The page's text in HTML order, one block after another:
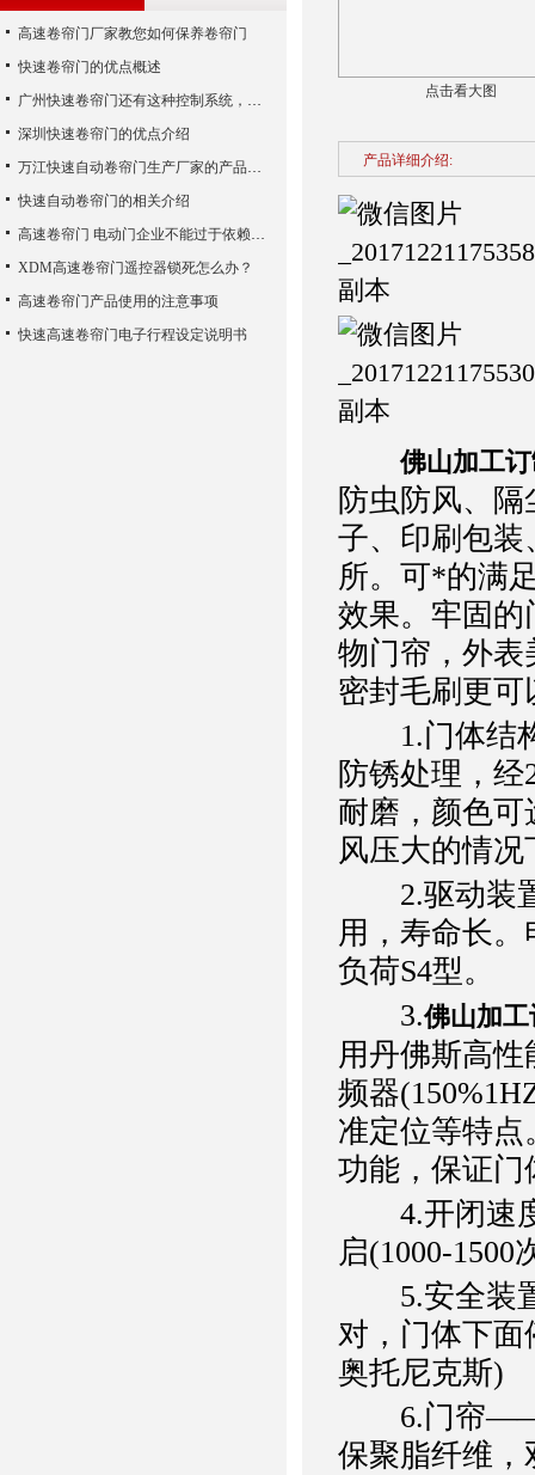
点击看大图
产品详细介绍:
佛山加工
防虫防风、
子、印刷包装
所。可*的满
效果。牢固的
物门帘，外表
密封毛刷更
1.门体结构
防锈处理，
耐磨，颜色可
风压大的情
2.驱动装置
用，寿命长。
负荷S4型。
3.佛山加
用丹佛斯高
频器
准定位等特
功能，保证门
4.开闭速度
启(1000-1500
5.安全装置
对，门体下面
奥托尼克斯)
6.门帘——选
保聚脂纤维，
高速卷帘门厂家教您如何保养卷帘门
快速卷帘门的优点概述
广州快速卷帘门还有这种控制系统，您知道吗？
深圳快速卷帘门的优点介绍
万江快速自动卷帘门生产厂家的产品使用性能
快速自动卷帘门的相关介绍
高速卷帘门 电动门企业不能过于依赖广告宣传
XDM高速卷帘门遥控器锁死怎么办？
高速卷帘门产品使用的注意事项
快速高速卷帘门电子行程设定说明书